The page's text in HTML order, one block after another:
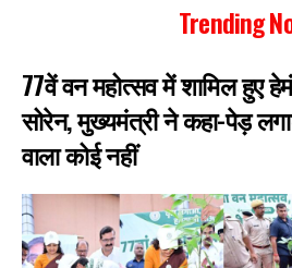
Trending
77वें वन महोत्सव में शामिल हुए
सोरेन, मुख्यमंत्री ने कहा-पेड़
वाला कोई नहीं